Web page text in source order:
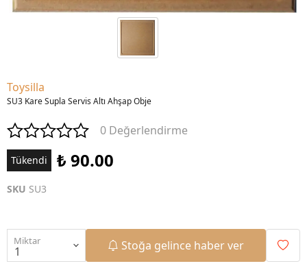
Toysilla
SU3 Kare Supla Servis Altı Ahşap Obje
0 Değerlendirme
Tükendi ₺ 90.00
SKU SU3
Miktar Stoğa gelince haber ver